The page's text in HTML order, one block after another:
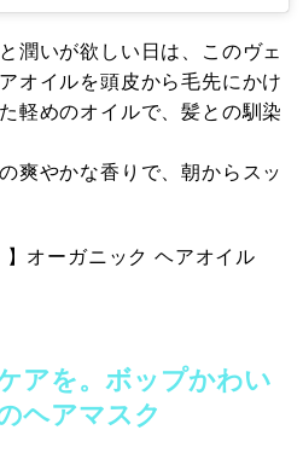
潤いが欲しい日は、このヴェ
オイルを頭皮から毛先にかけ
軽めのオイルで、髪との馴染
爽やかな香りで、朝からスッ
】オーガニック ヘアオイル
アを。ボップかわい
ヘアマスク